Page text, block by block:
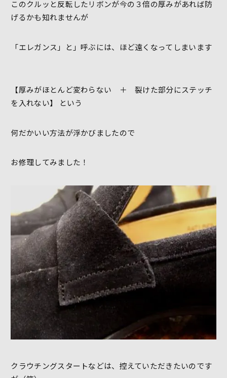
このクルッと反転したリボンが今の３倍の厚みがあれば防
げるかも知れませんが
「エレガンス」と」呼ぶには、ほど遠くなってしまいます
【厚みがほとんど変わらない ＋ 裂けた部分にステッチ
を入れない】 という
何だかいい方法が浮かびましたので
お修理してみました！
クラウチングスタートなどは、控えていただきたいのです